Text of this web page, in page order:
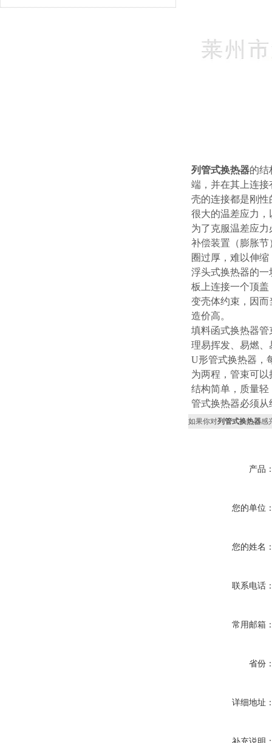
列管式换热器的结
端，并在其上连
壳的连接都是刚
很大的温差应力
为了克服温差应
补偿装置（膨胀
圈过厚，难以伸
浮头式换热器的
板上连接一个顶
变壳体约束，因
造价高。
填料函式换热器
理易挥发、易燃
U形管式换热器，
为两程，管束可
结构简单，质量
管式换热器必须
如果你对列管式换热器感
产品
您的单位
您的姓名
联系电话
常用邮箱
省份
详细地址